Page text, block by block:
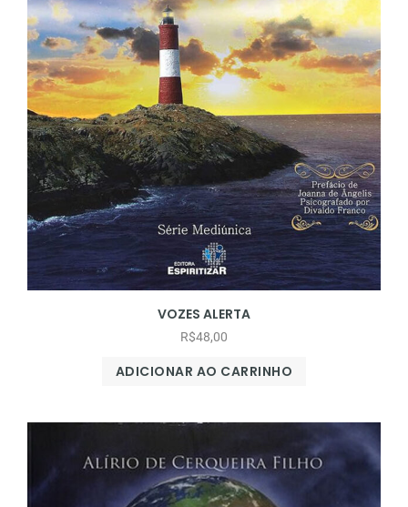
VOZES ALERTA
R$48,00
ADICIONAR AO CARRINHO